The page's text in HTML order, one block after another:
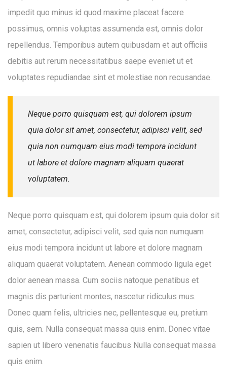
Enter your email address for our mailing list to
keep your self our lastest updated.
impedit quo minus id quod maxime placeat facere
possimus, omnis voluptas assumenda est, omnis dolor
repellendus. Temporibus autem quibusdam et aut officiis
debitis aut rerum necessitatibus saepe eveniet ut et
voluptates repudiandae sint et molestiae non recusandae.
Neque porro quisquam est, qui dolorem ipsum
quia dolor sit amet, consectetur, adipisci velit, sed
quia non numquam eius modi tempora incidunt
ut labore et dolore magnam aliquam quaerat
voluptatem.
Neque porro quisquam est, qui dolorem ipsum quia dolor sit
amet, consectetur, adipisci velit, sed quia non numquam
eius modi tempora incidunt ut labore et dolore magnam
aliquam quaerat voluptatem. Aenean commodo ligula eget
dolor aenean massa. Cum sociis natoque penatibus et
magnis dis parturient montes, nascetur ridiculus mus.
Donec quam felis, ultricies nec, pellentesque eu, pretium
quis, sem. Nulla consequat massa quis enim. Donec vitae
sapien ut libero venenatis faucibus Nulla consequat massa
quis enim.